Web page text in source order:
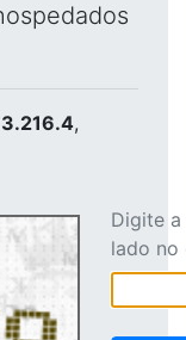
,
Digite
lado no